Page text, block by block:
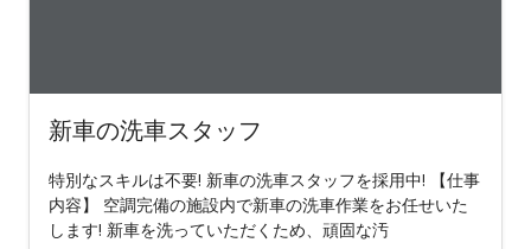
新車の洗車スタッフ
特別なスキルは不要! 新車の洗車スタッフを採用中! 【仕事
内容】 空調完備の施設内で新車の洗車作業をお任せいた
します! 新車を洗っていただくため、頑固な汚